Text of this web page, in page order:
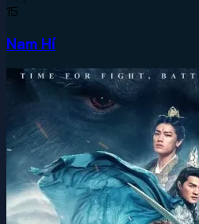
15
Nam Hí